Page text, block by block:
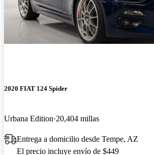
2020 FIAT 124 Spider
Urbana Edition 20,404 millas
Entrega a domicilio desde Tempe, AZ
El precio incluye envío de $449